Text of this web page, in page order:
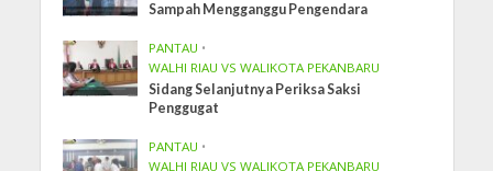
Sampah Mengganggu Pengendara
PANTAU •
WALHI RIAU VS WALIKOTA PEKANBARU
Sidang Selanjutnya Periksa Saksi
Penggugat
PANTAU •
WALHI RIAU VS WALIKOTA PEKANBARU